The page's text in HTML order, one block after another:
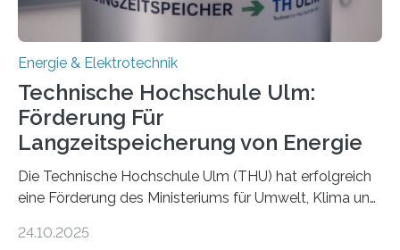
Energie & Elektrotechnik
Technische Hochschule Ulm:
Förderung Für
Langzeitspeicherung von Energie
Die Technische Hochschule Ulm (THU) hat erfolgreich
eine Förderung des Ministeriums für Umwelt, Klima und
Forschungsprojekt „LAGER – Langzeitspeicherung in
24.10.2025